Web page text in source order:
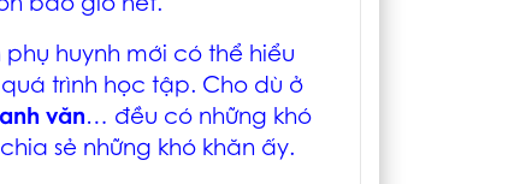
bao giờ hết.
huynh mới có thể hiểu
trình học tập. Cho dù ở
văn… đều có những khó
sẻ những khó khăn ấy.